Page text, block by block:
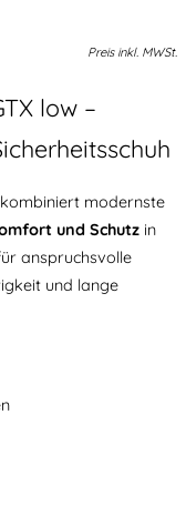
Preis inkl. MWSt.
low –
kombiniert modernste
und Schutz in
anspruchsvolle
und lange